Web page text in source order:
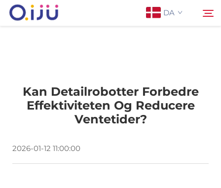
DA
Om os
Anvendelse
Kan Detailrobotter Forbedre
Effektiviteten Og Reducere
Ventetider?
2026-01-12 11:00:00